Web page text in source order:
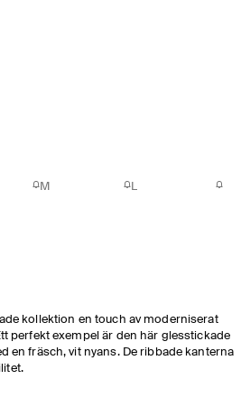
M L
kollektion en touch av moderniserat
perfekt exempel är den här glesstickade
en fräsch, vit nyans. De ribbade kanterna